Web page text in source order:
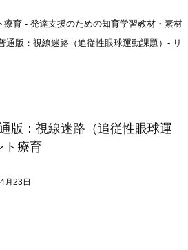
療育 - 発達支援のための知育学習教材・素材
通版：視線迷路（追従性眼球運動課題）- リ
版：視線迷路（追従性眼球運
ト療育
月23日